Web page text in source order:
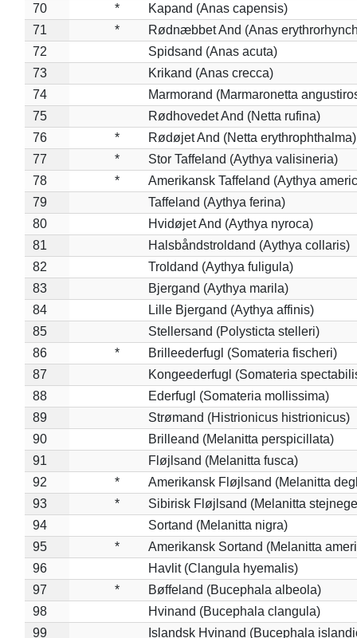
70
*
Kapand (Anas capensis)
71
*
Rødnæbbet And (Anas
72
Spidsand (Anas acuta)
73
Krikand (Anas crecca)
74
Marmorand (Marmaronetta
75
Rødhovedet And (Netta rufina)
76
*
Rødøjet And (Netta erythrophthalma)
77
*
Stor Taffeland (Aythya valisineria)
78
*
Amerikansk Taffeland (Aythya
79
Taffeland (Aythya ferina)
80
Hvidøjet And (Aythya nyroca)
81
Halsbåndstroldand (Aythya collaris)
82
Troldand (Aythya fuligula)
83
Bjergand (Aythya marila)
84
Lille Bjergand (Aythya affinis)
85
Stellersand (Polysticta stelleri)
86
*
Brilleederfugl (Somateria fischeri)
87
Kongeederfugl (Somateria
88
Ederfugl (Somateria mollissima)
89
Strømand (Histrionicus histrionicus)
90
Brilleand (Melanitta perspicillata)
91
Fløjlsand (Melanitta fusca)
92
*
Amerikansk Fløjlsand (Melanitta
93
*
Sibirisk Fløjlsand (Melanitta
94
Sortand (Melanitta nigra)
95
*
Amerikansk Sortand (Melanitta
96
Havlit (Clangula hyemalis)
97
*
Bøffeland (Bucephala albeola)
98
Hvinand (Bucephala clangula)
99
Islandsk Hvinand (Bucephala